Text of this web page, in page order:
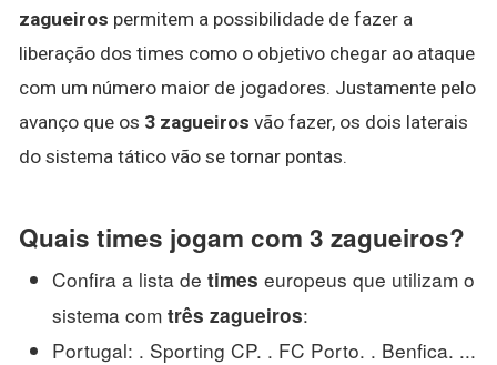
zagueiros permitem a possibilidade de fazer a
liberação dos times como o objetivo chegar ao ataque
com um número maior de jogadores. Justamente pelo
avanço que os 3 zagueiros vão fazer, os dois laterais
do sistema tático vão se tornar pontas.
Quais times jogam com 3 zagueiros?
Confira a lista de times europeus que utilizam o
sistema com três zagueiros:
Portugal: . Sporting CP. . FC Porto. . Benfica. ...